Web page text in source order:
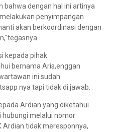
bahwa dengan hal ini artinya
penyimpangan
akan berkoordinasi dengan
kepada pihak
bernama Aris,enggan
ini sudah
nya tapi tidak di jawab.
Ardian yang diketahui
hubungi melalui nomor
Ardian tidak meresponnya,